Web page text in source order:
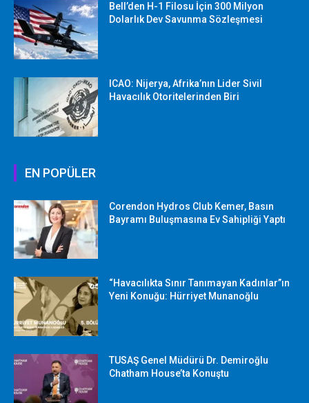
Bell’den H-1 Filosu İçin 300 Milyon
Dolarlık Dev Savunma Sözleşmesi
ICAO: Nijerya, Afrika’nın Lider Sivil
Havacılık Otoritelerinden Biri
EN POPÜLER
Corendon Hydros Club Kemer, Basın
Bayramı Buluşmasına Ev Sahipliği Yaptı
“Havacılıkta Sınır Tanımayan Kadınlar”ın
Yeni Konuğu: Hürriyet Munanoğlu
TUSAŞ Genel Müdürü Dr. Demiroğlu
Chatham House’ta Konuştu